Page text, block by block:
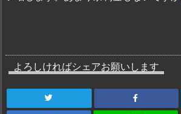
よろしければシェアお願いします